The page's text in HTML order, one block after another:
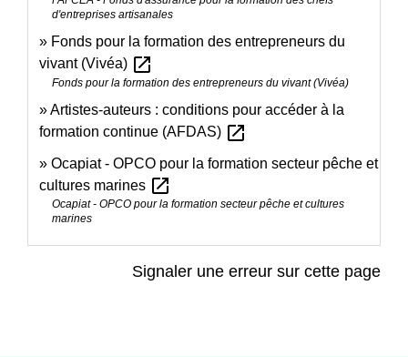
d'entreprises artisanales
Fonds pour la formation des entrepreneurs du
vivant (Vivéa) open_in_new
Fonds pour la formation des entrepreneurs du vivant (Vivéa)
Artistes-auteurs : conditions pour accéder à la
formation continue (AFDAS) open_in_new
Ocapiat - OPCO pour la formation secteur pêche et
cultures marines open_in_new
Ocapiat - OPCO pour la formation secteur pêche et cultures
marines
Signaler une erreur sur cette page